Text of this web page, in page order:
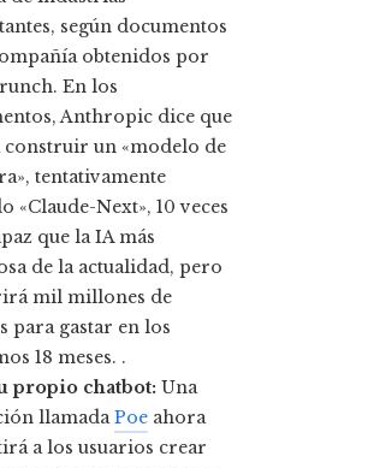
según documentos
obtenidos por
En los
Anthropic dice que
construir un «modelo de
tentativamente
«Claude-Next», 10 veces
que la IA más
de la actualidad, pero
mil millones de
para gastar en los
18 meses. .
propio chatbot: Una
llamadaPoe ahora
a los usuarios crear